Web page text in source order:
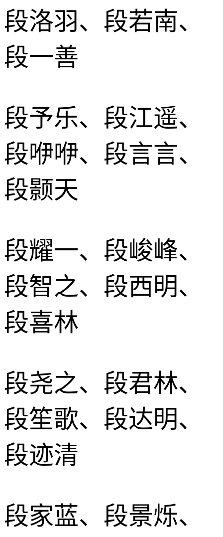
段洛羽、段若南、
段一善
段予乐、段江遥、
段咿咿、段言言、
段颢天
段耀一、段峻峰、
段智之、段西明、
段喜林
段尧之、段君林、
段笙歌、段达明、
段迹清
段家蓝、段景烁、